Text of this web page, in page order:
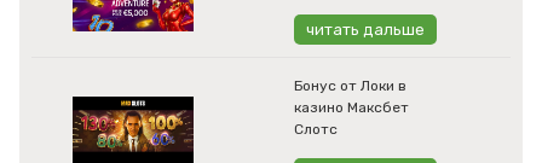
читать дальше
Бонус от Локи в
казино Максбет
Слотс